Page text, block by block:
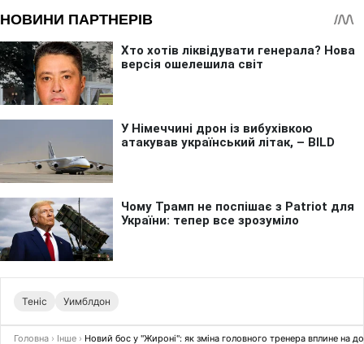
Теніс Уимблдон
Головна › Інше › Новий бос у "Жироні": як зміна головного тренера вплине на